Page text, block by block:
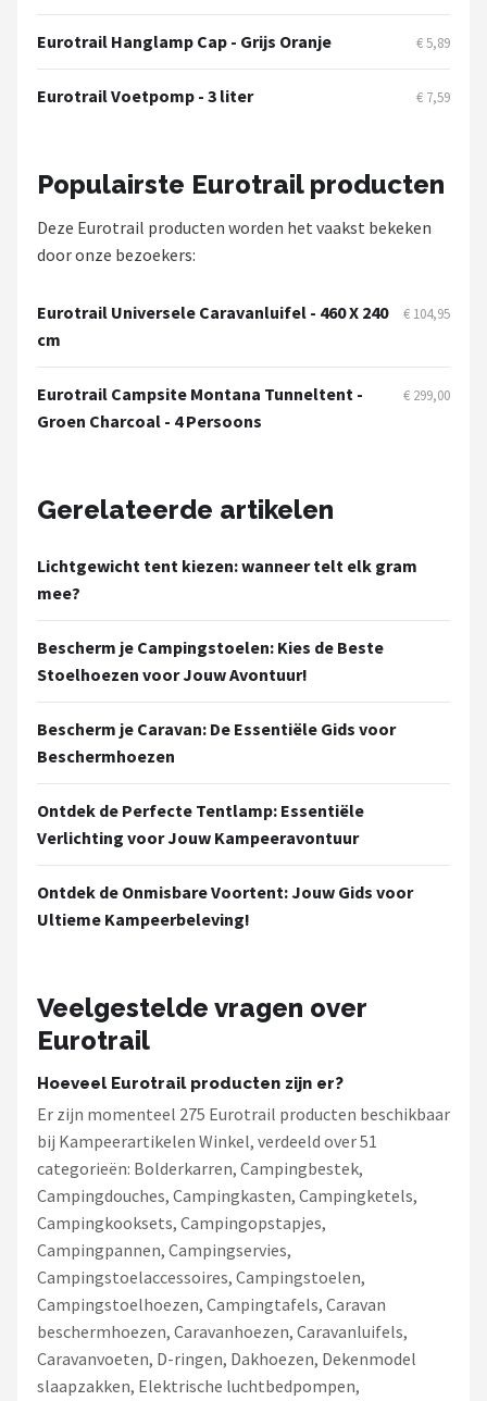
Eurotrail Hanglamp Cap - Grijs Oranje € 5,89
Eurotrail Voetpomp - 3 liter € 7,59
Populairste Eurotrail producten
Deze Eurotrail producten worden het vaakst bekeken
door onze bezoekers:
Eurotrail Universele Caravanluifel - 460 X 240
cm
€ 104,95
Eurotrail Campsite Montana Tunneltent -
Groen Charcoal - 4 Persoons
€ 299,00
Gerelateerde artikelen
Lichtgewicht tent kiezen: wanneer telt elk gram
mee?
Bescherm je Campingstoelen: Kies de Beste
Stoelhoezen voor Jouw Avontuur!
Bescherm je Caravan: De Essentiële Gids voor
Beschermhoezen
Ontdek de Perfecte Tentlamp: Essentiële
Verlichting voor Jouw Kampeeravontuur
Ontdek de Onmisbare Voortent: Jouw Gids voor
Ultieme Kampeerbeleving!
Veelgestelde vragen over
Eurotrail
Hoeveel Eurotrail producten zijn er?
Er zijn momenteel 275 Eurotrail producten beschikbaar
bij Kampeerartikelen Winkel, verdeeld over 51
categorieën: Bolderkarren, Campingbestek,
Campingdouches, Campingkasten, Campingketels,
Campingkooksets, Campingopstapjes,
Campingpannen, Campingservies,
Campingstoelaccessoires, Campingstoelen,
Campingstoelhoezen, Campingtafels, Caravan
beschermhoezen, Caravanhoezen, Caravanluifels,
Caravanvoeten, D-ringen, Dakhoezen, Dekenmodel
slaapzakken, Elektrische luchtbedpompen,